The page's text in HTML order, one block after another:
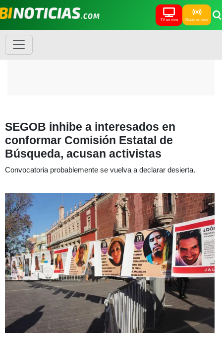
TV en vivo Radio en vivo
SEGOB inhibe a interesados en
conformar Comisión Estatal de
Búsqueda, acusan activistas
Convocatoria probablemente se vuelva a declarar desierta.